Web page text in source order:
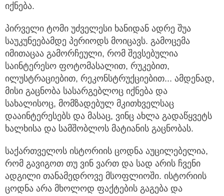
იქნება.
პირველი ტომი უძველესი ხანიდან ადრე შუა
საუკუნეებამდე პერიოდს მოიცავს. გამოცემა
იმითაცაა გამორჩეული, რომ შევსებულია
საინტერესო ფოტომასალით, რუკებით,
ილუსტრაციებით, რეკონსტრუქციებით... ამდენად,
მისი გაცნობა სასარგებლოც იქნება და
სახალისოც, მომზადებულ მკითხველსაც
დააინტერესებს და მასაც, ვინც ახლა გადაწყვეტს
ხალხისა და სამშობლოს მატიანის გაცნობას.
საქართველოს ისტორიის ცოდნა აუცილებელია,
რომ გავიგოთ თუ ვინ ვართ და სად არის ჩვენი
ადგილი თანამედროვე მსოფლიოში. ისტორიის
ცოდნა არა მხოლოდ ფაქტების გაგება და